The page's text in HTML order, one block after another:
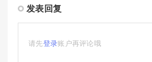
发表回复
请先登录账户再评论哦